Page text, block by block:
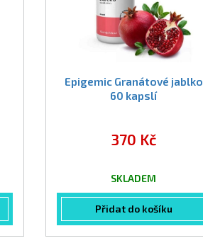
Epigemic Granátové jablko
60 kapslí
370 Kč
SKLADEM
Přidat do košíku